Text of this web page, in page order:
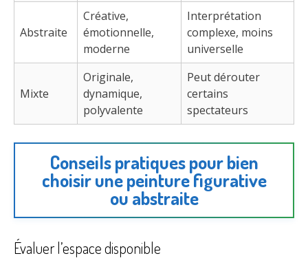
Abstraite
Créative,
émotionnelle,
moderne
Interprétation
complexe, moins
universelle
Mixte
Originale,
dynamique,
polyvalente
Peut dérouter
certains
spectateurs
Conseils pratiques pour bien
choisir une peinture figurative
ou abstraite
Évaluer l’espace disponible